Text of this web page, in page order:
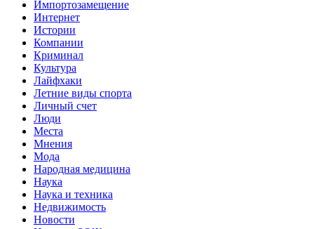
Импортозамещение
Интернет
Истории
Компании
Криминал
Культура
Лайфхаки
Летние виды спорта
Личный счет
Люди
Места
Мнения
Мода
Народная медицина
Наука
Наука и техника
Недвижимость
Новости